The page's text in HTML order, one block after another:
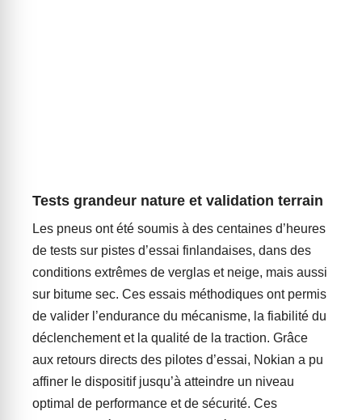
Tests grandeur nature et validation terrain
Les pneus ont été soumis à des centaines d’heures
de tests sur pistes d’essai finlandaises, dans des
conditions extrêmes de verglas et neige, mais aussi
sur bitume sec. Ces essais méthodiques ont permis
de valider l’endurance du mécanisme, la fiabilité du
déclenchement et la qualité de la traction. Grâce
aux retours directs des pilotes d’essai, Nokian a pu
affiner le dispositif jusqu’à atteindre un niveau
optimal de performance et de sécurité. Ces